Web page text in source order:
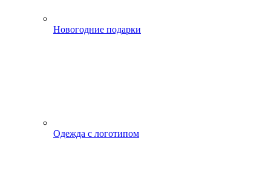
Новогодние подарки
Одежда с логотипом